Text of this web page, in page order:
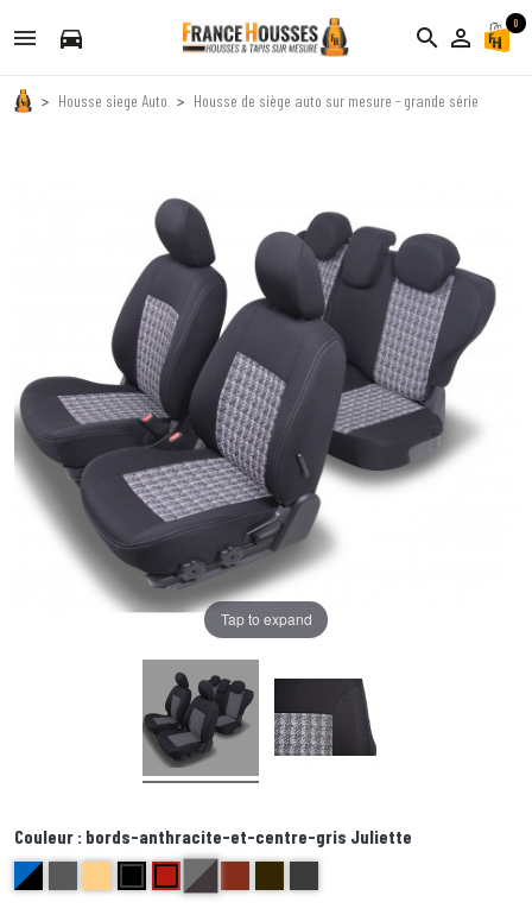
directions_car search person_outline
0
Housse siege Auto Housse de siège auto sur mesure - grande série
Tap to expand
Couleur : bords-anthracite-et-centre-gris Juliette
bleu et noir Delta
anthracite golf
beige bravo
noir centre gris bord noir foxtrot
Rouge ( bord noir) Echo
bords-anthracite-et-centre-gris Juliette